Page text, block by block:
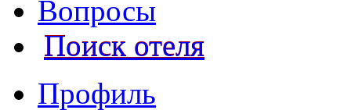
Вопросы
Поиск отеля
Профиль